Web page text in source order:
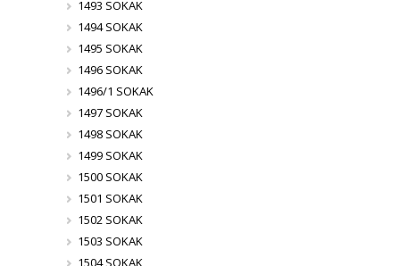
1493 SOKAK
1494 SOKAK
1495 SOKAK
1496 SOKAK
1496/1 SOKAK
1497 SOKAK
1498 SOKAK
1499 SOKAK
1500 SOKAK
1501 SOKAK
1502 SOKAK
1503 SOKAK
1504 SOKAK